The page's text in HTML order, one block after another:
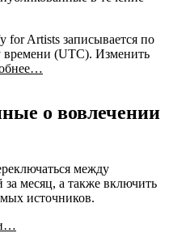
for Artists записывается по
(UTC). Изменить
о вовлечении
между
месяц, а также включить
источников.